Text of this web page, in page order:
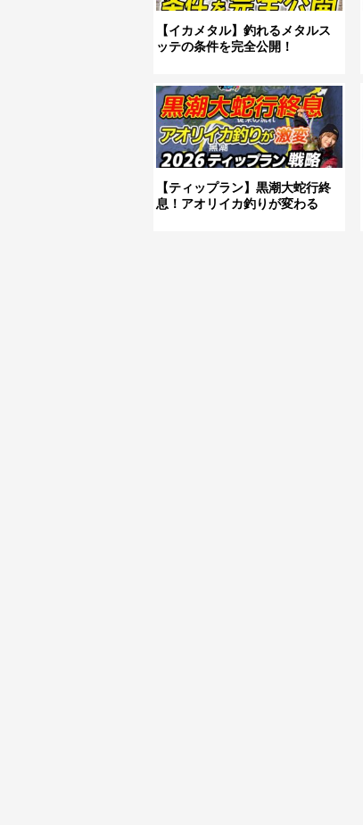
【イカメタル】釣れるメタルス
ッテの条件を完全公開！
【ティップラン】黒潮大蛇行終
息！アオリイカ釣りが変わる